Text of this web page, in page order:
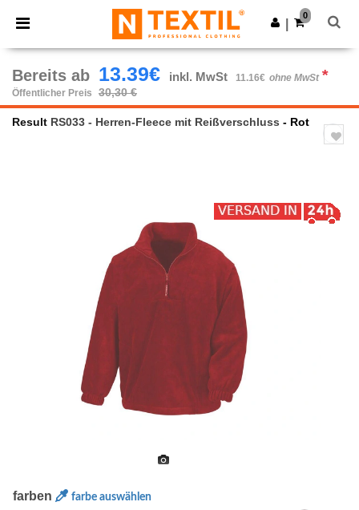
× Ntextil App
Bessere Preise in der App!
App holen
0
Bereits ab 13.39€ inkl. MwSt 11.16€ ohne MwSt *
Öffentlicher Preis 30,30 €
Result RS033 - Herren-Fleece mit Reißverschluss - Rot
farben farbe auswählen